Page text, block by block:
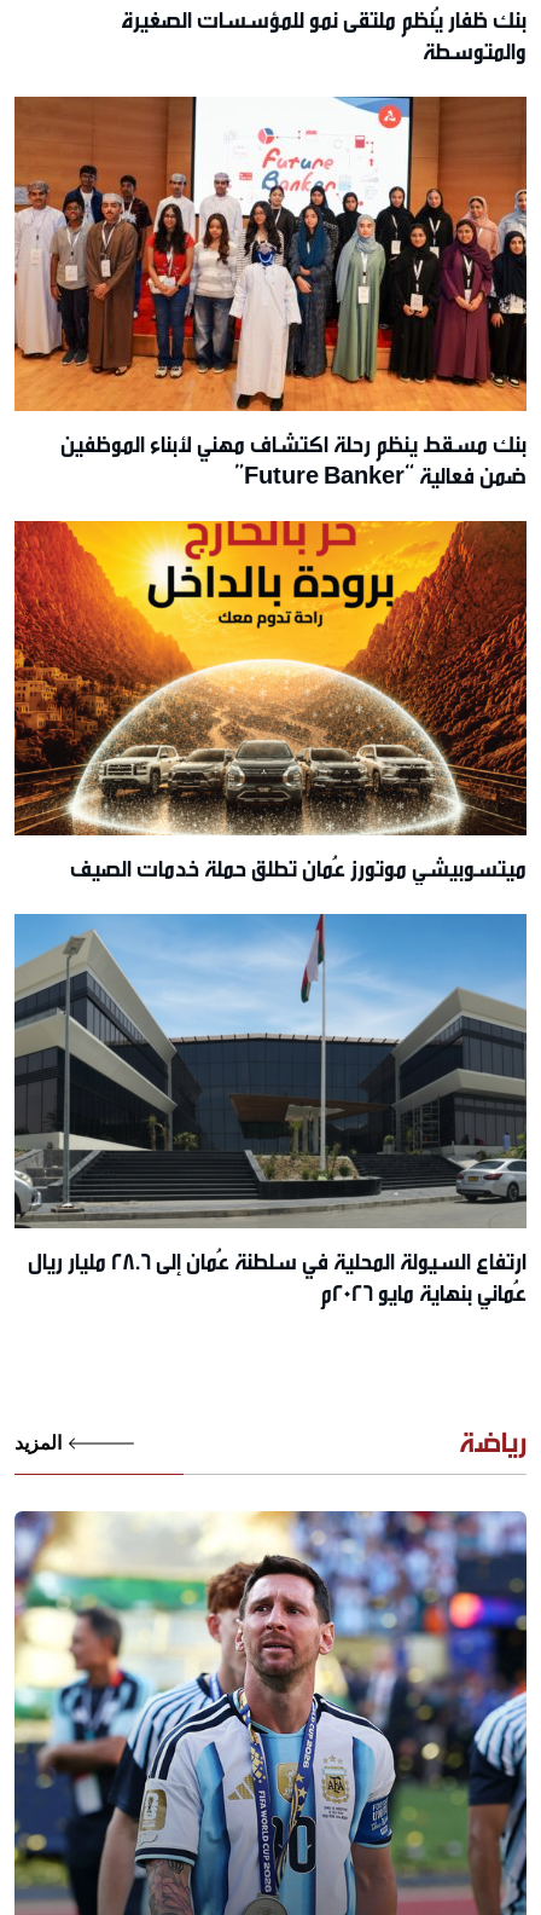
بنك ظفار يُنظم ملتقى نمو للمؤسسات الصغيرة
والمتوسطة
بنك مسقط ينظم رحلة اكتشاف مهني لأبناء الموظفين
ضمن فعالية “Future Banker”
ميتسوبيشي موتورز عُمان تطلق حملة خدمات الصيف
ارتفاع السيولة المحلية في سلطنة عُمان إلى 28.6 مليار ريال
عُماني بنهاية مايو 2026م
رياضة المزيد